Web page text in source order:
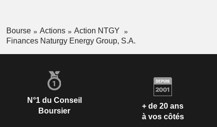
Bourse Actions
Action NTGY
Finances Naturgy Energy Group, S.A.
N°1 du Conseil
Boursier
+ de 20 ans
à vos côtés